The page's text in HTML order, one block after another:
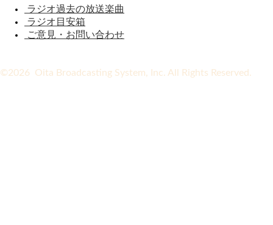
ラジオ過去の放送楽曲
ラジオ目安箱
ご意見・お問い合わせ
©2026 Oita Broadcasting System, Inc. All Rights Reserved.